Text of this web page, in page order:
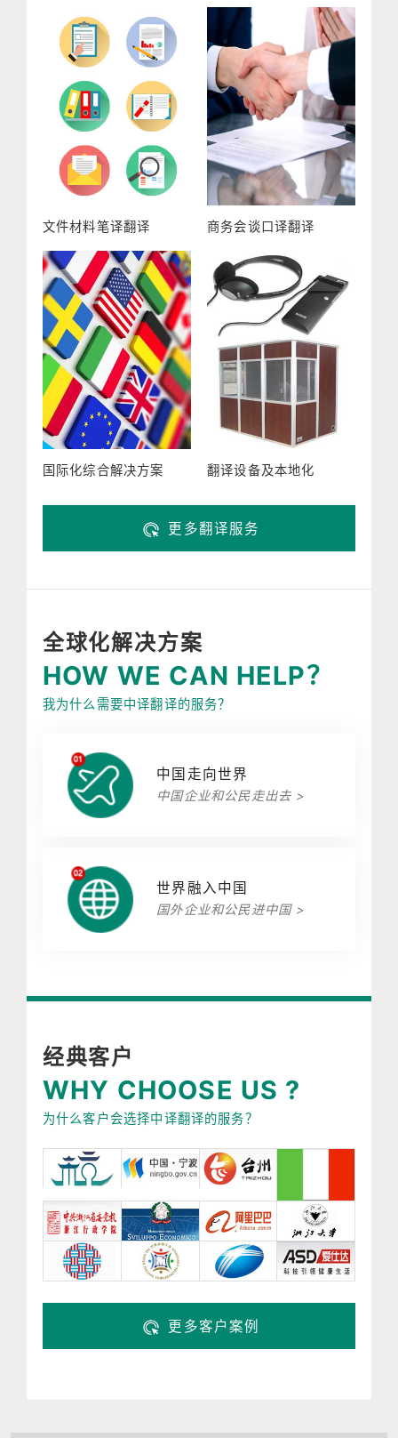
文件材料笔译翻译 商务会谈口译翻译
国际化综合解决方案 翻译设备及本地化
更多翻译服务
全球化解决方案
HOW WE CAN HELP？
我为什么需要中译翻译的服务？
中国走向世界
中国企业和公民走出去 >
世界融入中国
国外企业和公民进中国 >
经典客户
WHY CHOOSE US ?
为什么客户会选择中译翻译的服务？
更多客户案例